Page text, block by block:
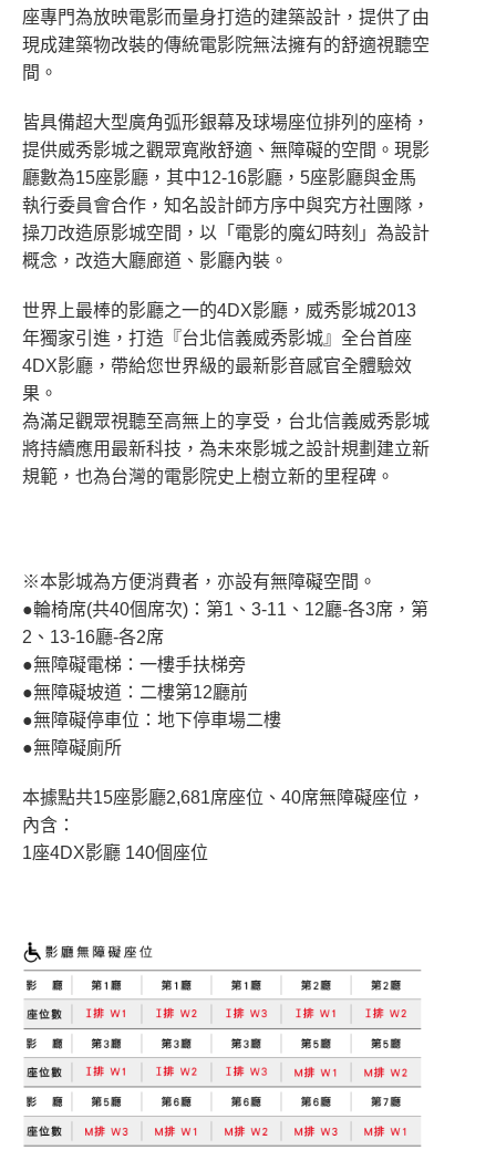
座專門為放映電影而量身打造的建築設計，提供了由
現成建築物改裝的傳統電影院無法擁有的舒適視聽空
間。
皆具備超大型廣角弧形銀幕及球場座位排列的座椅，
提供威秀影城之觀眾寬敞舒適、無障礙的空間。現影
廳數為15座影廳，其中12-16影廳，5座影廳與金馬
執行委員會合作，知名設計師方序中與究方社團隊，
操刀改造原影城空間，以「電影的魔幻時刻」為設計
概念，改造大廳廊道、影廳內裝。
世界上最棒的影廳之一的4DX影廳，威秀影城2013
年獨家引進，打造『台北信義威秀影城』全台首座
4DX影廳，帶給您世界級的最新影音感官全體驗效
果。
為滿足觀眾視聽至高無上的享受，台北信義威秀影城
將持續應用最新科技，為未來影城之設計規劃建立新
規範，也為台灣的電影院史上樹立新的里程碑。
※本影城為方便消費者，亦設有無障礙空間。
●輪椅席(共40個席次)：第1、3-11、12廳-各3席，第
2、13-16廳-各2席
●無障礙電梯：一樓手扶梯旁
●無障礙坡道：二樓第12廳前
●無障礙停車位：地下停車場二樓
●無障礙廁所
本據點共15座影廳2,681席座位、40席無障礙座位，
內含：
1座4DX影廳 140個座位